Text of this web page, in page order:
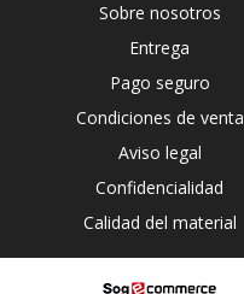
Sobre nosotros
Entrega
Pago seguro
Condiciones de venta
Aviso legal
Confidencialidad
Calidad del material